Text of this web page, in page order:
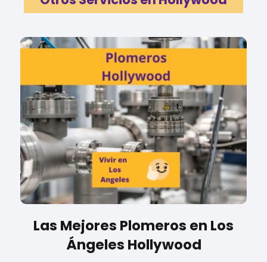
Las Mejores Plomeros en Los
Ángeles Hollywood